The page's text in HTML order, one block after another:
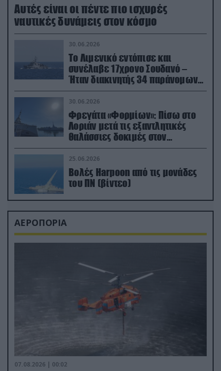
Aυτές είναι οι πέντε πιο ισχυρές
ναυτικές δυνάμεις στον κόσμο
30.06.2026
Το Λιμενικό εντόπισε και
συνέλαβε 17χρονο Σουδανό –
Ήταν διακινητής 34 παράνομων
μεταναστών
30.06.2026
Φρεγάτα «Φορμίων»: Πίσω στο
Λοριάν μετά τις εξαντλητικές
θαλάσσιες δοκιμές στον
απαιτητικό Βισκαϊκό
25.06.2026
Βολές Harpoon από τις μονάδες
του ΠΝ (βίντεο)
ΑΕΡΟΠΟΡΙΑ
07.08.2026 | 00:02